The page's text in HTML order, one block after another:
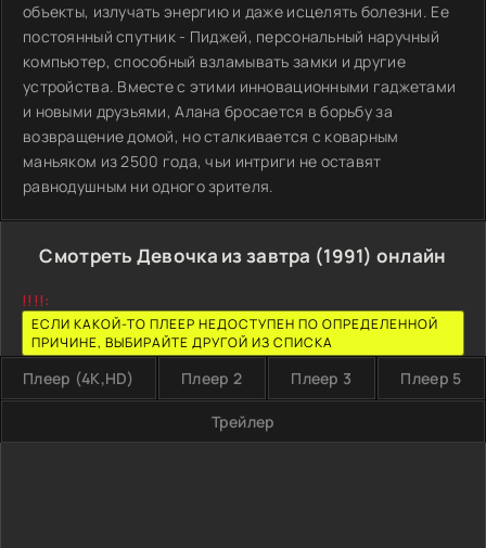
объекты, излучать энергию и даже исцелять болезни. Ее
постоянный спутник - Пиджей, персональный наручный
компьютер, способный взламывать замки и другие
устройства. Вместе с этими инновационными гаджетами
и новыми друзьями, Алана бросается в борьбу за
возвращение домой, но сталкивается с коварным
маньяком из 2500 года, чьи интриги не оставят
равнодушным ни одного зрителя.
Смотреть Девочка из завтра (1991) онлайн
!!!!:
ЕСЛИ КАКОЙ-ТО ПЛЕЕР НЕДОСТУПЕН ПО ОПРЕДЕЛЕННОЙ
ПРИЧИНЕ, ВЫБИРАЙТЕ ДРУГОЙ ИЗ СПИСКА
Плеер (4K,HD) Плеер 2 Плеер 3 Плеер 5
Трейлер